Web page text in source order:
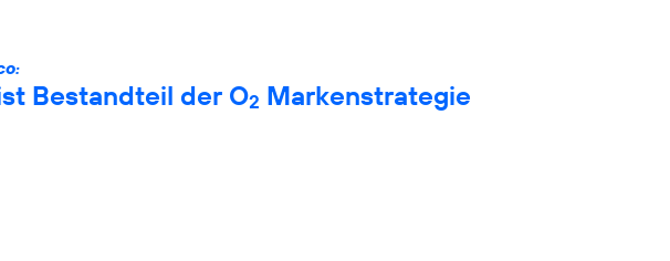
Bestandteil der O2 Markenstrategie